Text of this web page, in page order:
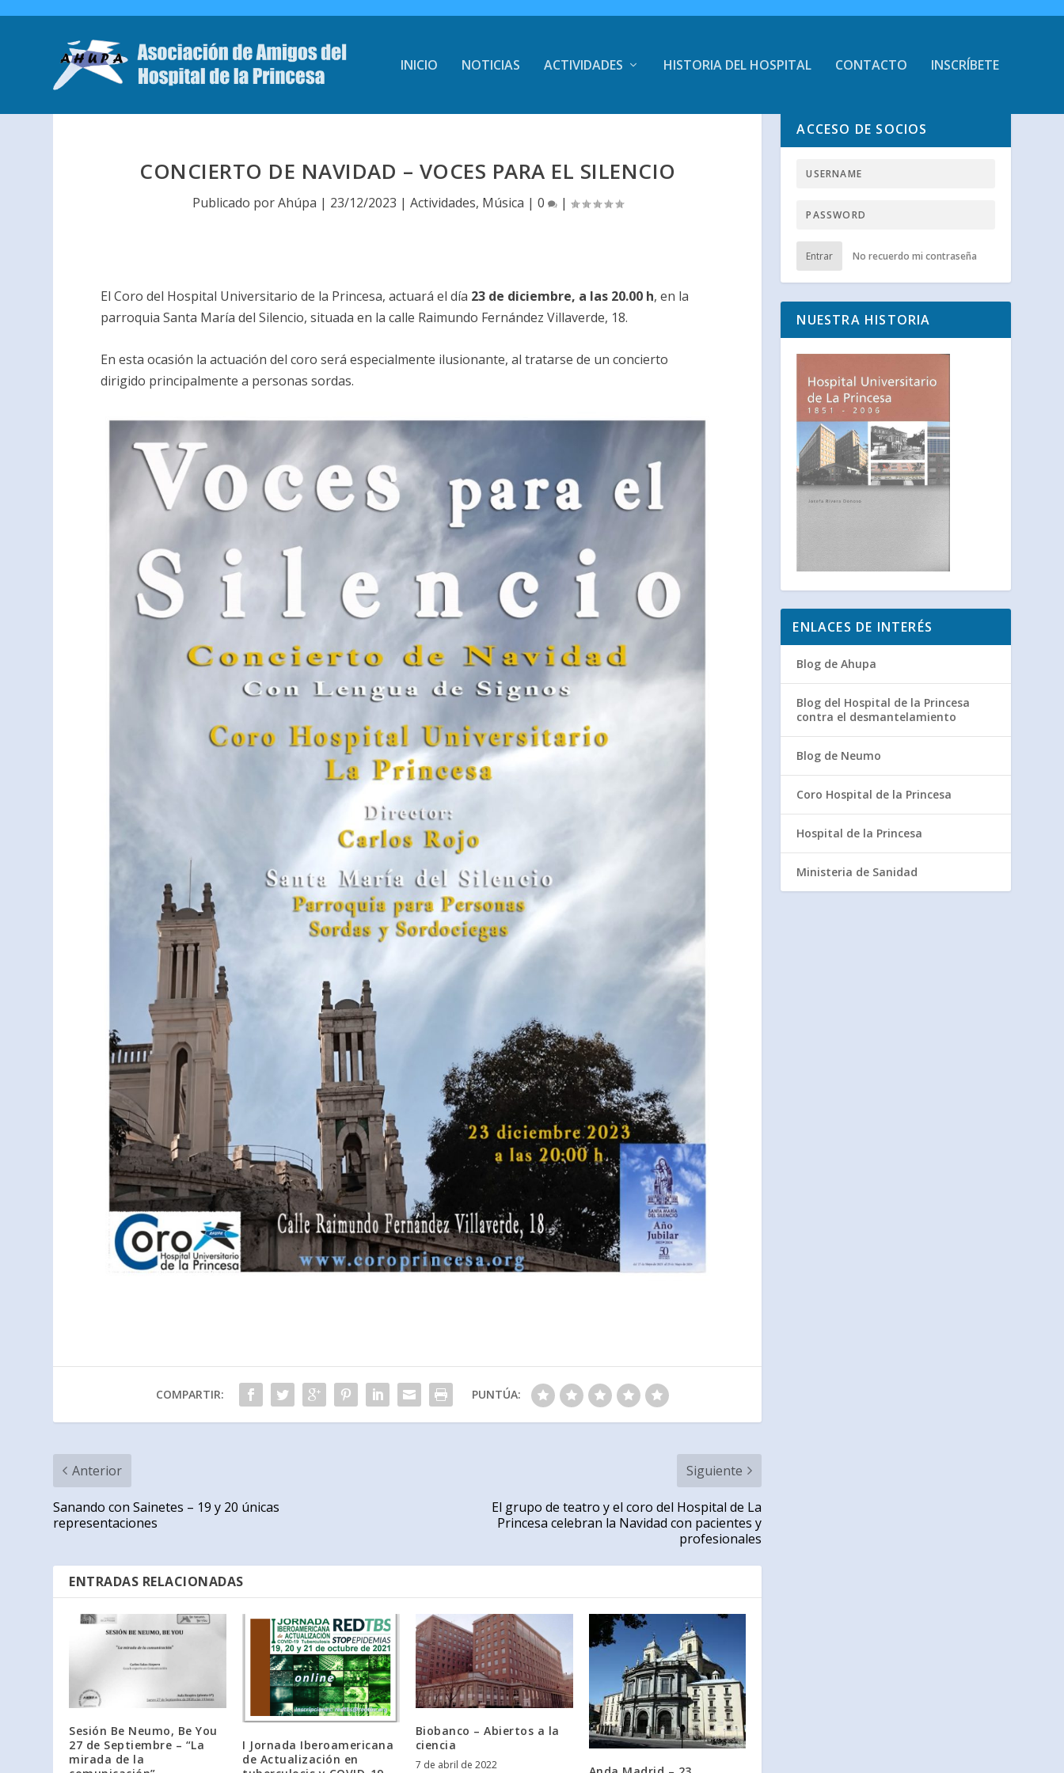
INICIO NOTICIAS ACTIVIDADES HISTORIA DEL HOSPITAL CONTACTO INSCRÍBETE
CONCIERTO DE NAVIDAD – VOCES PARA EL SILENCIO
Publicado porAhúpa | 23/12/2023 | Actividades, Música | 0 |
El Coro del Hospital Universitario de la Princesa, actuará el día 23 de diciembre, a las 20.00 h, en la
parroquia Santa María del Silencio, situada en la calle Raimundo Fernández Villaverde, 18.
En esta ocasión la actuación del coro será especialmente ilusionante, al tratarse de un concierto
dirigido principalmente a personas sordas.
COMPARTIR: PUNTÚA:
Anterior
Sanando con Sainetes – 19 y 20 únicas
representaciones
Siguiente
El grupo de teatro y el coro del Hospital de La
Princesa celebran la Navidad con pacientes y
profesionales
ENTRADAS RELACIONADAS
Sesión Be Neumo, Be You
27 de Septiembre – “La
mirada de la
I Jornada Iberoamericana
de Actualización en
Biobanco – Abiertos a la
ciencia
7 de abril de 2022
ACCESO DE SOCIOS
Entrar No recuerdo mi contraseña
NUESTRA HISTORIA
ENLACES DE INTERÉS
Blog de Ahupa
Blog del Hospital de la Princesa
contra el desmantelamiento
Blog de Neumo
Coro Hospital de la Princesa
Hospital de la Princesa
Ministeria de Sanidad